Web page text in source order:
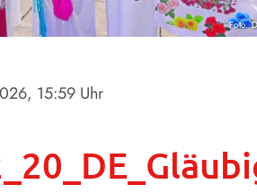
Foto:
, 15:59 Uhr